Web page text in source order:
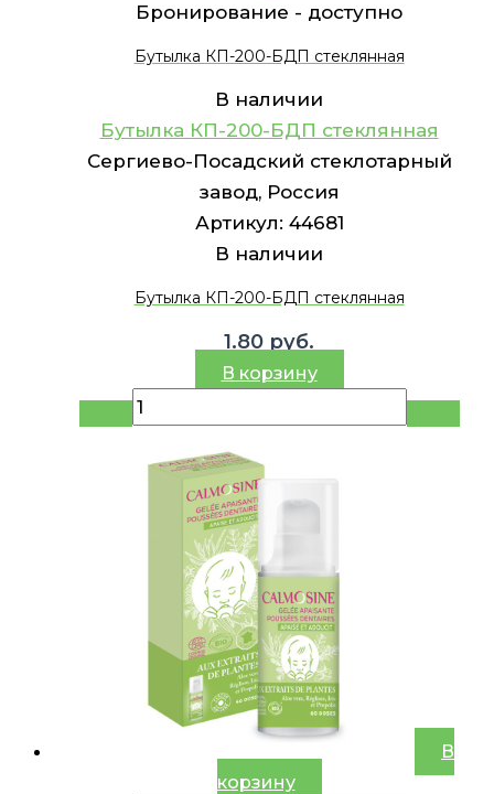
Бронирование - доступно
Бутылка КП-200-БДП стеклянная
В наличии
Бутылка КП-200-БДП стеклянная
Сергиево-Посадский стеклотарный
завод, Россия
Артикул: 44681
В наличии
Бутылка КП-200-БДП стеклянная
1.80 руб.
В корзину
В
корзину